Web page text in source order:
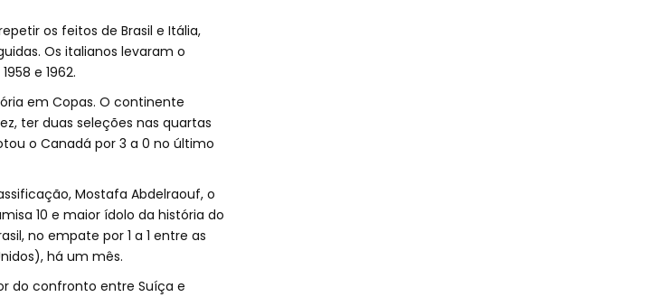
os feitos de Brasil e Itália,
Os italianos levaram o
e 1962.
em Copas. O continente
ter duas seleções nas quartas
o Canadá por 3 a 0 no último
Mostafa Abdelraouf, o
10 e maior ídolo da história do
no empate por 1 a 1 entre as
há um mês.
do confronto entre Suíça e